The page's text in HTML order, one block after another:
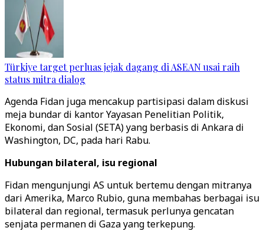
Türkiye target perluas jejak dagang di ASEAN usai raih
status mitra dialog
Agenda Fidan juga mencakup partisipasi dalam diskusi
meja bundar di kantor Yayasan Penelitian Politik,
Ekonomi, dan Sosial (SETA) yang berbasis di Ankara di
Washington, DC, pada hari Rabu.
Hubungan bilateral, isu regional
Fidan mengunjungi AS untuk bertemu dengan mitranya
dari Amerika, Marco Rubio, guna membahas berbagai isu
bilateral dan regional, termasuk perlunya gencatan
senjata permanen di Gaza yang terkepung.